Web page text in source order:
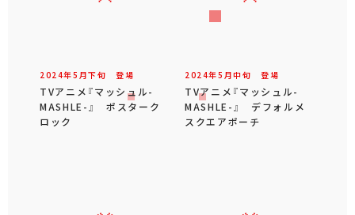
2024年5 月下旬 登場
TVアニメ『マッシュル-
MASHLE-』 ポスターク
ロック
2024年5 月中旬 登場
TVアニメ『マッシュル-
MASHLE-』 デフォルメ
スクエアポーチ